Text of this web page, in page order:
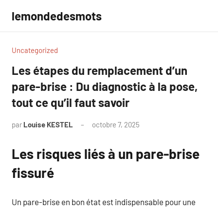
contenu
lemondedesmots
Uncategorized
Les étapes du remplacement d’un
pare-brise : Du diagnostic à la pose,
tout ce qu’il faut savoir
par Louise KESTEL octobre 7, 2025
Les risques liés à un pare-brise
fissuré
Un pare-brise en bon état est indispensable pour une